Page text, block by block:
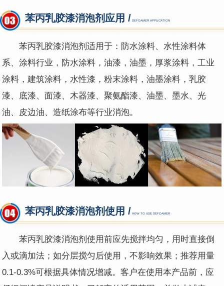
苯丙乳胶漆消泡剂应用 / DEFOAMER APPLICATION
苯丙乳胶漆消泡剂适用于： 防水涂料、水性涂料体
系、涂料行业，防水涂料，油漆，油墨，厚浆涂料，工业
涂料，建筑涂料，水性漆，粉末涂料，油墨涂料，乳胶
漆、底漆、面漆、木器漆、聚氨酯漆、油墨、墨水、光
油、皮边油、造纸涂布等行业消泡。
苯丙乳胶漆消泡剂使用 / HOW TO USE DEFOAMER
苯丙乳胶漆消泡剂使用前应先搅拌均匀，用时直接倒
入或滴加法；如分层搅匀后使用，不影响效果；推荐用量
0.1-0.3%可根据具体情况增减。客户在使用本产品前，应